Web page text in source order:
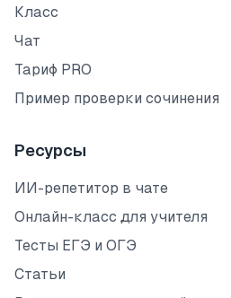
Класс
Чат
Тариф PRO
Пример проверки сочинения
Ресурсы
ИИ-репетитор в чате
Онлайн-класс для учителя
Тесты ЕГЭ и ОГЭ
Статьи